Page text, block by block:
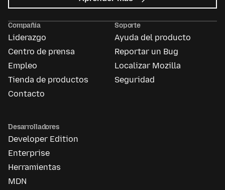
de
Ads
Compañía
Liderazgo
Centro de prensa
Empleo
Tienda de productos
Contacto
Soporte
Ayuda del producto
Reportar un Bug
Localizar Mozilla
Seguridad
Desarrolladores
Developer Edition
Enterprise
Herramientas
MDN